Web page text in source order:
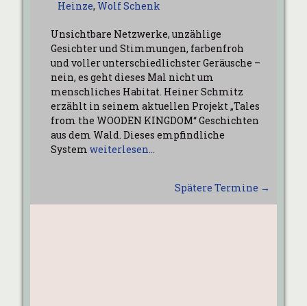
Heinze, Wolf Schenk
Unsichtbare Netzwerke, unzählige
Gesichter und Stimmungen, farbenfroh
und voller unterschiedlichster Geräusche –
nein, es geht dieses Mal nicht um
menschliches Habitat. Heiner Schmitz
erzählt in seinem aktuellen Projekt „Tales
from the WOODEN KINGDOM“ Geschichten
aus dem Wald. Dieses empfindliche
System weiterlesen…
Spätere Termine →